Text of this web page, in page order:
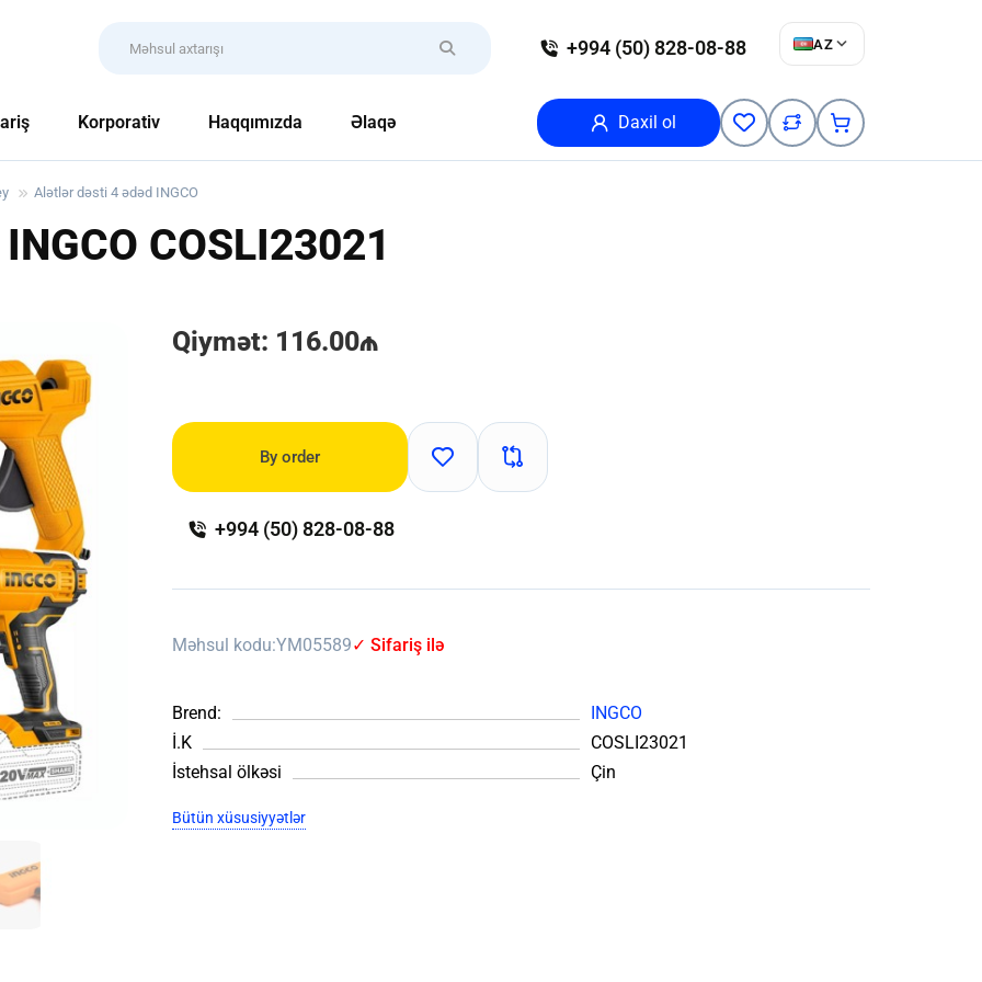
+994 (50) 828-08-88 AZ
Korporativ Haqqımızda Əlaqə Daxil ol
Alətlər dəsti 4 ədəd INGCO
COSLI23021
Qiymət: 116.00₼
By order
+994 (50) 828-08-88
Məhsul kodu:YM05589✓ Sifariş ilə
Brend:
INGCO
İ.K
COSLI23021
İstehsal ölkəsi
Çin
Bütün xüsusiyyətlər